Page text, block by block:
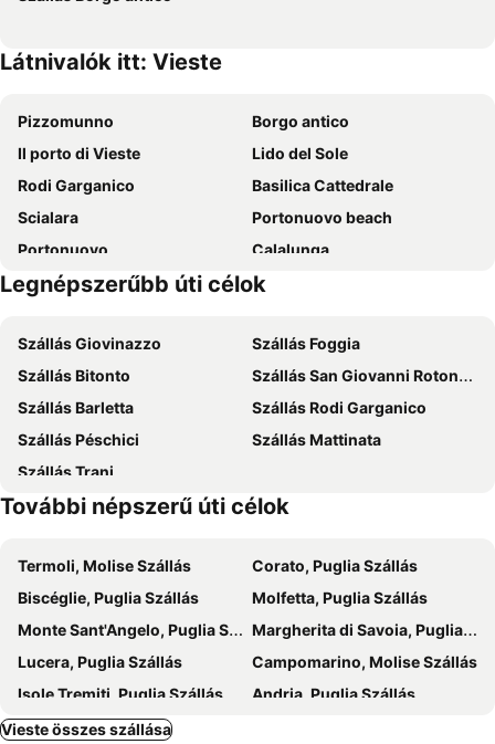
Hotel Scialara
White Hotel
Gabbiano Beach
Palace Hotel Vieste
Hotel Cristalda
Oasi Beach Hotel
Hotel Residence Villa Ascoli
Albergo Labotte
Hotel Seggio
La Giara
Hotel Gargano
Hotiday Vieste Centro
Paglianza Hotel
Hotel Peschici
Hotel Incanto
Le Ville Di Baia Dei Mergoli
Hotel Pineta
Park Hotel Villa Maria
Látnivalók itt: Vieste
Pizzomunno
Borgo antico
Il porto di Vieste
Lido del Sole
Rodi Garganico
Basilica Cattedrale
Scialara
Portonuovo beach
Portonuovo
Calalunga
Centro Storico
Lido di Siponto
Corso Manfredi
Il Castello
Legnépszerűbb úti célok
Szállás Giovinazzo
Szállás Foggia
Szállás Bitonto
Szállás San Giovanni Rotondo
Szállás Barletta
Szállás Rodi Garganico
Szállás Péschici
Szállás Mattinata
Szállás Trani
További népszerű úti célok
Termoli, Molise Szállás
Corato, Puglia Szállás
Biscéglie, Puglia Szállás
Molfetta, Puglia Szállás
Monte Sant'Angelo, Puglia Szállás
Margherita di Savoia, Puglia Szállás
Lucera, Puglia Szállás
Campomarino, Molise Szállás
Isole Tremiti, Puglia Szállás
Andria, Puglia Szállás
Lesina, Puglia Szállás
Vieste összes szállása